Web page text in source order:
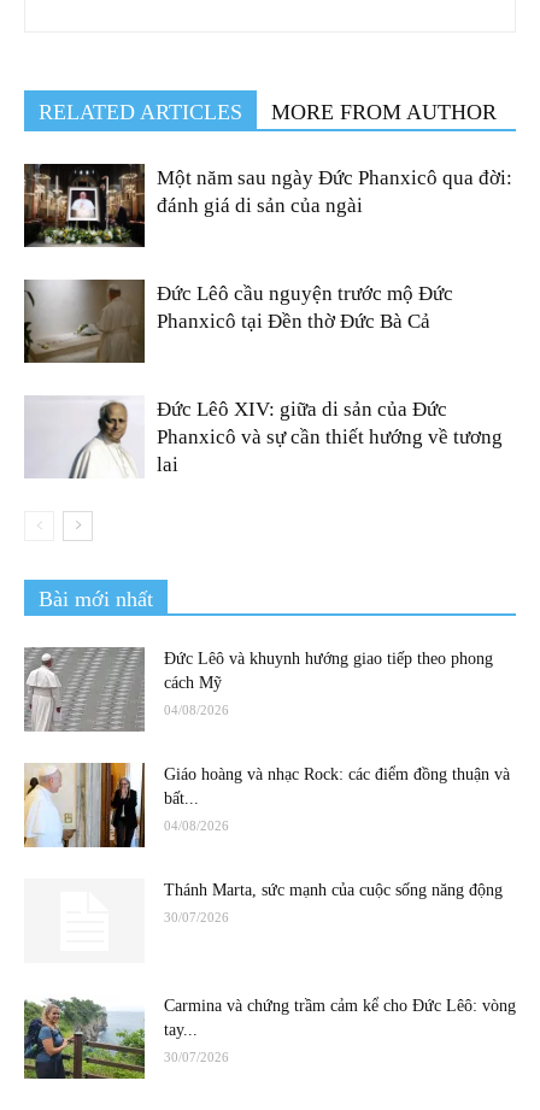
RELATED ARTICLES MORE FROM AUTHOR
Một năm sau ngày Đức Phanxicô qua đời:
đánh giá di sản của ngài
Đức Lêô cầu nguyện trước mộ Đức
Phanxicô tại Đền thờ Đức Bà Cả
Đức Lêô XIV: giữa di sản của Đức
Phanxicô và sự cần thiết hướng về tương
lai
Bài mới nhất
Đức Lêô và khuynh hướng giao tiếp theo phong
cách Mỹ
04/08/2026
Giáo hoàng và nhạc Rock: các điểm đồng thuận và
bất...
04/08/2026
Thánh Marta, sức mạnh của cuộc sống năng động
30/07/2026
Carmina và chứng trầm cảm kể cho Đức Lêô: vòng
tay...
30/07/2026